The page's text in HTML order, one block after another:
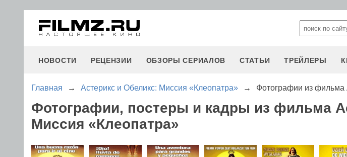
НОВОСТИ РЕЦЕНЗИИ ОБЗОРЫ СЕРИАЛОВ СТАТЬИ ТРЕЙЛЕРЫ
Главная → Астерикс и Обеликс: Миссия «Клеопатра» → Фотографии из фильма
Фотографии, постеры и кадры из фильма
Миссия «Клеопатра»